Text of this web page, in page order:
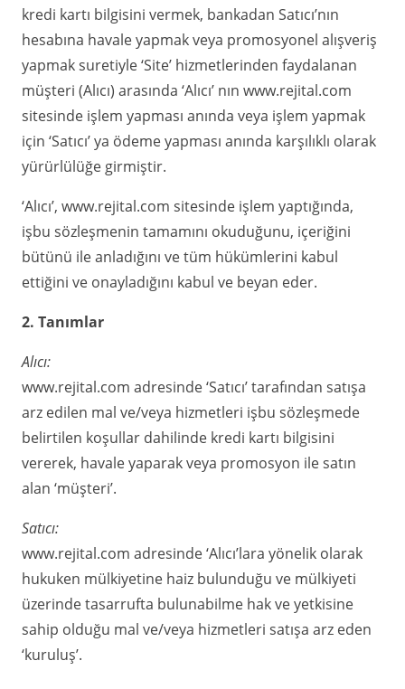
kredi kartı bilgisini vermek, bankadan Satıcı’nın
hesabına havale yapmak veya promosyonel alışveriş
yapmak suretiyle ‘Site’ hizmetlerinden faydalanan
müşteri (Alıcı) arasında ‘Alıcı’ nın www.rejital.com
sitesinde işlem yapması anında veya işlem yapmak
için ‘Satıcı’ ya ödeme yapması anında karşılıklı olarak
yürürlülüğe girmiştir.
‘Alıcı’, www.rejital.com sitesinde işlem yaptığında,
işbu sözleşmenin tamamını okuduğunu, içeriğini
bütünü ile anladığını ve tüm hükümlerini kabul
ettiğini ve onayladığını kabul ve beyan eder.
2. Tanımlar
Alıcı:
www.rejital.com adresinde ‘Satıcı’ tarafından satışa
arz edilen mal ve/veya hizmetleri işbu sözleşmede
belirtilen koşullar dahilinde kredi kartı bilgisini
vererek, havale yaparak veya promosyon ile satın
alan ‘müşteri’.
Satıcı:
www.rejital.com adresinde ‘Alıcı’lara yönelik olarak
hukuken mülkiyetine haiz bulunduğu ve mülkiyeti
üzerinde tasarrufta bulunabilme hak ve yetkisine
sahip olduğu mal ve/veya hizmetleri satışa arz eden
‘kuruluş’.